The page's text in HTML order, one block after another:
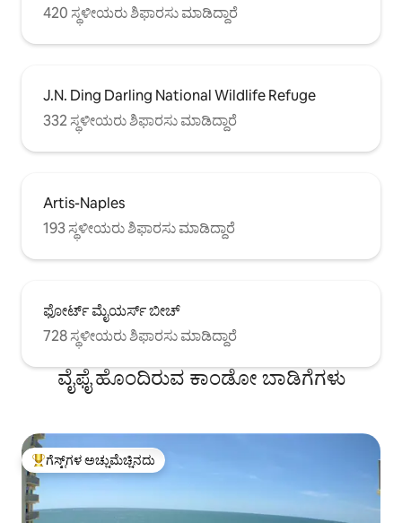
420 ಸ್ಥಳೀಯರು ಶಿಫಾರಸು ಮಾಡಿದ್ದಾರೆ
J.N. Ding Darling National Wildlife Refuge
332 ಸ್ಥಳೀಯರು ಶಿಫಾರಸು ಮಾಡಿದ್ದಾರೆ
Artis-Naples
193 ಸ್ಥಳೀಯರು ಶಿಫಾರಸು ಮಾಡಿದ್ದಾರೆ
ಫೋರ್ಟ್ ಮೈಯರ್ಸ್ ಬೀಚ್
728 ಸ್ಥಳೀಯರು ಶಿಫಾರಸು ಮಾಡಿದ್ದಾರೆ
ವೈಫೈ ಹೊಂದಿರುವ ಕಾಂಡೋ ಬಾಡಿಗೆಗಳು
ಗೆಸ್ಟ್‌ಗಳಿಗೆ ಅತಿ ಹೆಚ್ಚು ಅಚ್ಚುಮೆಚ್ಚಿನದು
ಗೆಸ್ಟ್‌ಗಳ ಅಚ್ಚುಮೆಚ್ಚಿನದು